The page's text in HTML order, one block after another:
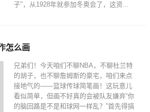
子"，从1928年就参加冬奥会了，这资...
怎么画
兄弟们！今天咱们不聊NBA，不聊杜兰特
的胡子，也不聊詹姆斯的豪宅，咱们来点
接地气的——篮球传球简笔画！这玩意儿
看似简单，但画不好真的会被队友嫌弃“你
的脑回路是不是和球网一样乱？”首先得搞